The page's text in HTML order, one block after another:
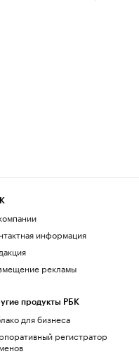
информация
рекламы
продукты РБК
для бизнеса
регистратор